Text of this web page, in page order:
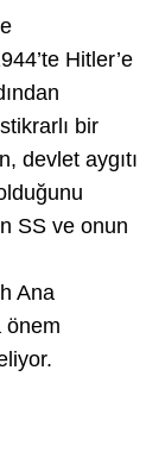
Hitler’e
bir
devlet aygıtı
SS ve onun
Ana
önem